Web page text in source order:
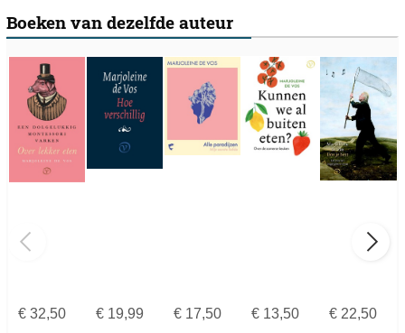
Boeken van dezelfde auteur
€32,50 €19,99 € 17,50 € 13,50 € 22,50